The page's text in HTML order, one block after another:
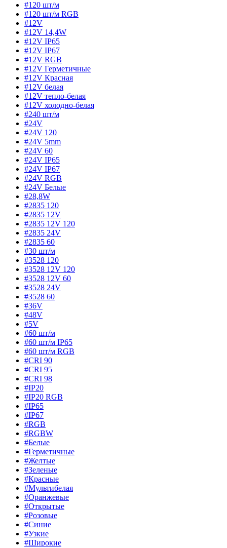
#120 шт/м
#120 шт/м RGB
#12V
#12V 14,4W
#12V IP65
#12V IP67
#12V RGB
#12V Герметичные
#12V Красная
#12V белая
#12V тепло-белая
#12V холодно-белая
#240 шт/м
#24V
#24V 120
#24V 5mm
#24V 60
#24V IP65
#24V IP67
#24V RGB
#24V Белые
#28,8W
#2835 120
#2835 12V
#2835 12V 120
#2835 24V
#2835 60
#30 шт/м
#3528 120
#3528 12V 120
#3528 12V 60
#3528 24V
#3528 60
#36V
#48V
#5V
#60 шт/м
#60 шт/м IP65
#60 шт/м RGB
#CRI 90
#CRI 95
#CRI 98
#IP20
#IP20 RGB
#IP65
#IP67
#RGB
#RGBW
#Белые
#Герметичные
#Желтые
#Зеленые
#Красные
#Мультибелая
#Оранжевые
#Открытые
#Розовые
#Синие
#Узкие
#Широкие